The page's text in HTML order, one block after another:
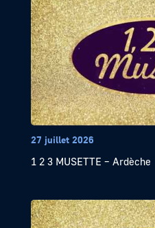
27 juillet 2026
1 2 3 MUSETTE – Ardèche